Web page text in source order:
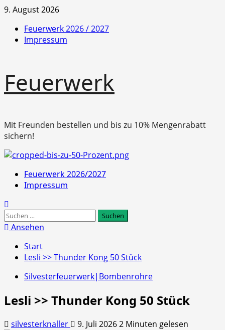
Zum
springen
9. August 2026
Feuerwerk 2026 / 2027
Impressum
Feuerwerk
Mit Freunden bestellen und bis zu 10% Mengenrabatt
sichern!
Primäres
Menü
Feuerwerk 2026/2027
Impressum
Suchen
nach:
Ansehen
Start
Lesli >> Thunder Kong 50 Stück
Silvesterfeuerwerk|Bombenrohre
Lesli >> Thunder Kong 50 Stück
silvesterknaller 9. Juli 20262 Minuten gelesen